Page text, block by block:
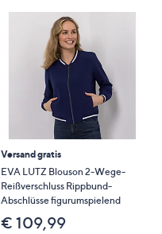
Versand gratis
EVA LUTZ Blouson 2-Wege-
Reißverschluss Rippbund-
Abschlüsse figurumspielend
€ 109,99